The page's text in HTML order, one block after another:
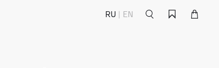
RU EN Поиск ИзбранноеКорзина